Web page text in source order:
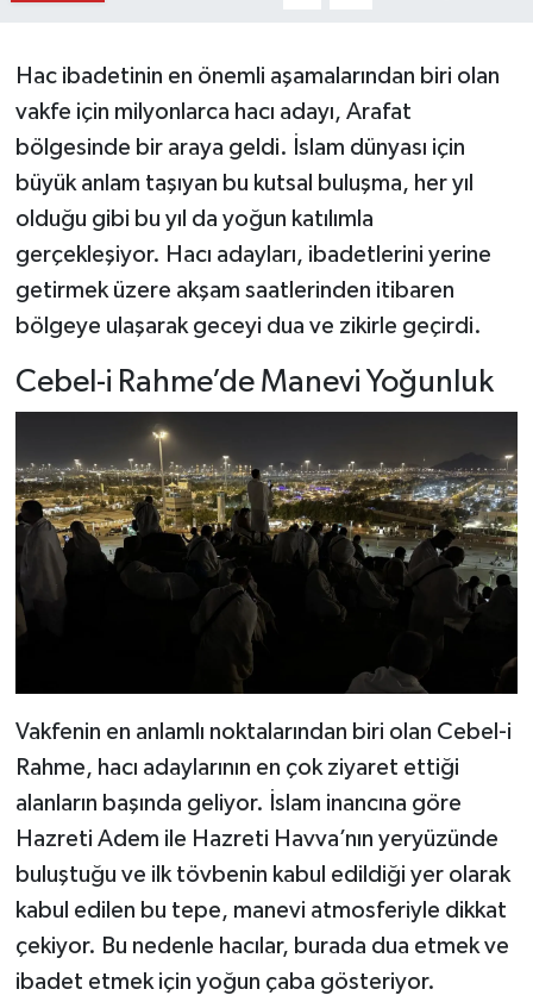
Hac ibadetinin en önemli aşamalarından biri olan
vakfe için milyonlarca hacı adayı, Arafat
bölgesinde bir araya geldi. İslam dünyası için
büyük anlam taşıyan bu kutsal buluşma, her yıl
olduğu gibi bu yıl da yoğun katılımla
gerçekleşiyor. Hacı adayları, ibadetlerini yerine
getirmek üzere akşam saatlerinden itibaren
bölgeye ulaşarak geceyi dua ve zikirle geçirdi.
Cebel-i Rahme’de Manevi Yoğunluk
Vakfenin en anlamlı noktalarından biri olan Cebel-i
Rahme, hacı adaylarının en çok ziyaret ettiği
alanların başında geliyor. İslam inancına göre
Hazreti Adem ile Hazreti Havva’nın yeryüzünde
buluştuğu ve ilk tövbenin kabul edildiği yer olarak
kabul edilen bu tepe, manevi atmosferiyle dikkat
çekiyor. Bu nedenle hacılar, burada dua etmek ve
ibadet etmek için yoğun çaba gösteriyor.
Küre Haberleri
Merkez Haberleri
Pınarbaşı Haberleri
Şenpazar Haberleri
Seydiler Haberleri
Taşköprü Haberleri
Tosya Haberleri
Karadeniz Haberleri
Ulusal Haberler
Teknoloji Haberleri
Dünya Haberleri
Yerel Haberler
Haber Arşivi